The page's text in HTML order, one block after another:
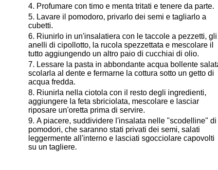
Profumare con timo e menta tritati e tenere da parte.
Lavare il pomodoro, privarlo dei semi e tagliarlo a
cubetti.
Riunirlo in un'insalatiera con le taccole a pezzetti, gli
anelli di cipollotto, la rucola spezzettata e mescolare il
tutto aggiungendo un altro paio di cucchiai di olio.
Lessare la pasta in abbondante acqua bollente
scolarla al dente e fermarne la cottura sotto un getto di
acqua fredda.
Riunirla nella ciotola con il resto degli ingredienti,
aggiungere la feta sbriciolata, mescolare e lasciar
riposare un'oretta prima di servire.
A piacere, suddividere l'insalata nelle "scodelline" di
pomodori, che saranno stati privati dei semi, salati
leggermente all'interno e lasciati sgocciolare capovolti
su un tagliere.